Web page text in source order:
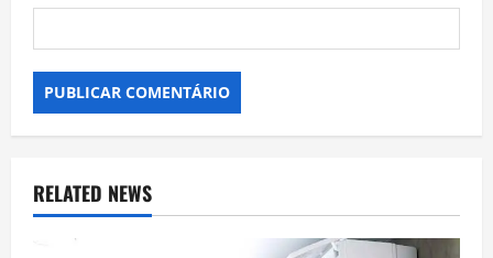
RELATED NEWS